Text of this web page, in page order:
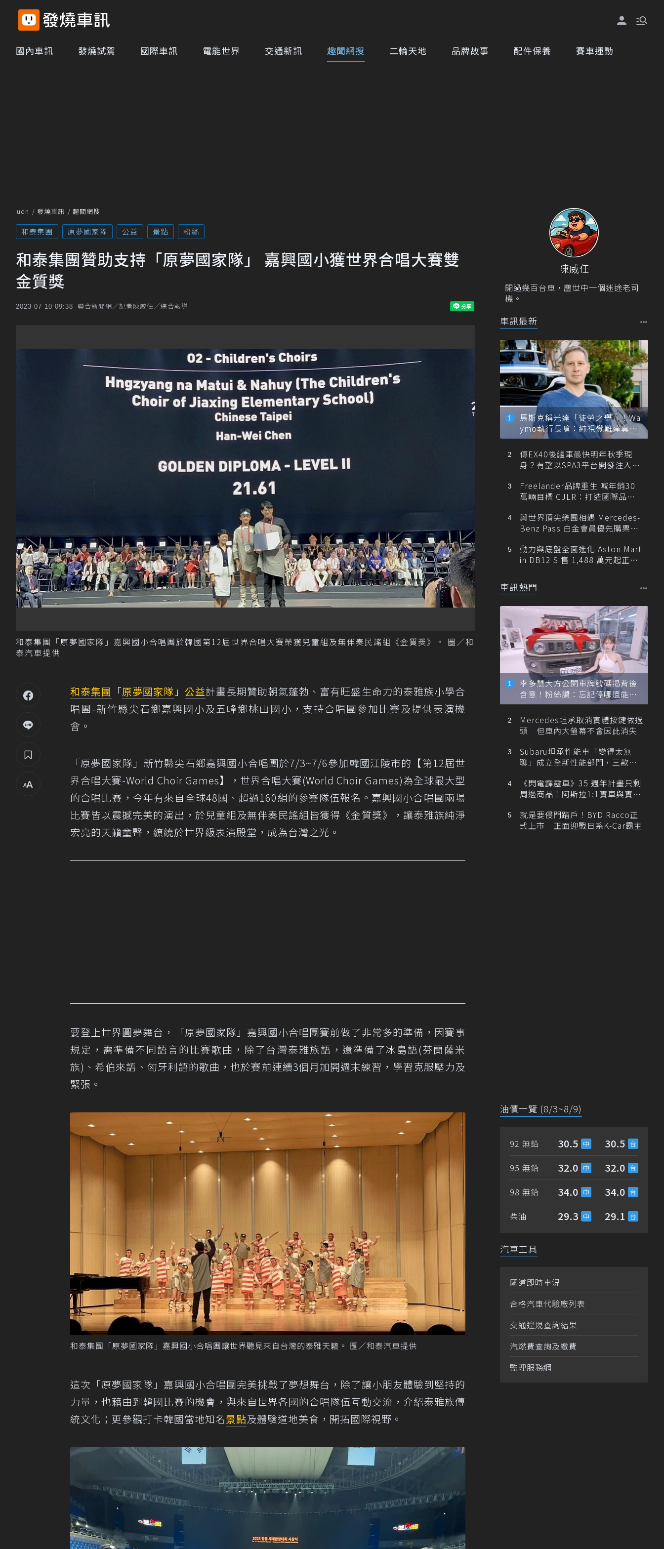
國內車訊 發燒試駕 國際車訊 電能世界 交通新訊 趣聞網搜 二輪天地 品牌故事 配件保養 賽車運動
udn 發燒車訊 趣聞網搜
和泰集團 原夢國家隊 公益 景點 粉絲
和泰集團贊助支持「原夢國家隊」 嘉興國小獲世界合唱大賽雙
金質獎
2023-07-10 09:38 聯合新聞網／記者陳威任／綜合報導
和泰集團「原夢國家隊」嘉興國小合唱團於韓國第12屆世界合唱大賽榮獲兒童組及無伴奏民謠組《金質獎》。 圖／和
泰汽車提供
和泰集團 「原夢國家隊 」 公益計畫長期贊助朝氣蓬勃、富有旺盛生命力的泰雅族小學合
唱團-新竹縣尖石鄉嘉興國小及五峰鄉桃山國小，支持合唱團參加比賽及提供表演機
會。
「原夢國家隊」新竹縣尖石鄉嘉興國小合唱團於7/3~7/6參加韓國江陵市的【第12屆世
界合唱大賽-World Choir Games】，世界合唱大賽(World Choir Games)為全球最大型
的合唱比賽，今年有來自全球48國、超過160組的參賽隊伍報名。嘉興國小合唱團兩場
比賽皆以震撼完美的演出，於兒童組及無伴奏民謠組皆獲得《金質獎》，讓泰雅族純淨
宏亮的天籟童聲，繚繞於世界級表演殿堂，成為台灣之光。
要登上世界圓夢舞台，「原夢國家隊」嘉興國小合唱團賽前做了非常多的準備，因賽事
規定，需準備不同語言的比賽歌曲，除了台灣泰雅族語，還準備了冰島語(芬蘭薩米
族)、希伯來語、匈牙利語的歌曲，也於賽前連續3個月加開週末練習，學習克服壓力及
緊張。
和泰集團「原夢國家隊」嘉興國小合唱團讓世界聽見來自台灣的泰雅天籟。 圖／和泰汽車提供
這次「原夢國家隊」嘉興國小合唱團完美挑戰了夢想舞台，除了讓小朋友體驗到堅持的
力量，也藉由到韓國比賽的機會，與來自世界各國的合唱隊伍互動交流，介紹泰雅族傳
統文化；更參觀打卡韓國當地知名景點及體驗道地美食，開拓國際視野。
陳威任
開過幾百台車，塵世中一個迷途老司
機。
車訊最新
馬斯克稱光達「徒勞之舉」！Wa
ymo執行長嗆：純視覺難達真正
自動駕駛
傳EX40後繼車最快明年秋季現
身？有望以SPA3平台開發注入80
Freelander品牌重生 喊年銷30
萬輛目標 CJLR：打造國際品牌
與世界頂尖樂團相遇 Mercedes-
Benz Pass 白金會員優先購票維
動力與底盤全面進化 Aston Mart
in DB12 S 售 1,488 萬元起正式
車訊熱門
李多慧大方公開車牌號碼揭背後
含意！粉絲讚：忘記停哪還能幫
忙找車
Mercedes坦承取消實體按鍵做過
頭 但車內大螢幕不會因此消失
Subaru坦承性能車「變得太無
聊」成立全新性能部門，三款手
《閃電霹靂車》35 週年計畫只剩
周邊商品！阿斯拉1:1實車與實體
就是要侵門踏戶！BYD Racco正
式上市 正面迎戰日系K-Car霸主
油價一覽 (8/3~8/9)
92 無鉛 30.5 30.5
95 無鉛 32.0 32.0
98 無鉛 34.0 34.0
柴油 29.3 29.1
汽車工具
國道即時車況
合格汽車代驗廠列表
交通違規查詢結果
汽燃費查詢及繳費
監理服務網